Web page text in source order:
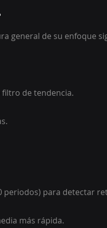
general de su enfoque
de tendencia.
periodos) para detectar
más rápida.